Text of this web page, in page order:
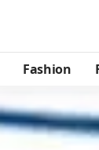
Fashion